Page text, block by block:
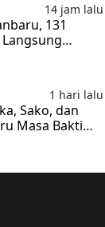
14 jam lalu
131
Juta per RW
1 hari lalu
Sako, dan
Masa Bakti